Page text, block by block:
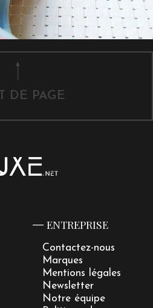
DE PAGE
ENTREPRISE
Contactez-nous
Marques
Mentions légales
Newsletter
Notre équipe